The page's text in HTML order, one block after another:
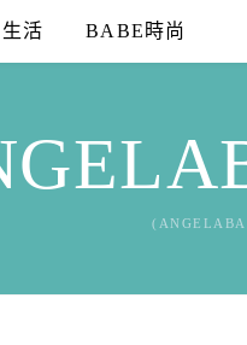
活 BABE時尚